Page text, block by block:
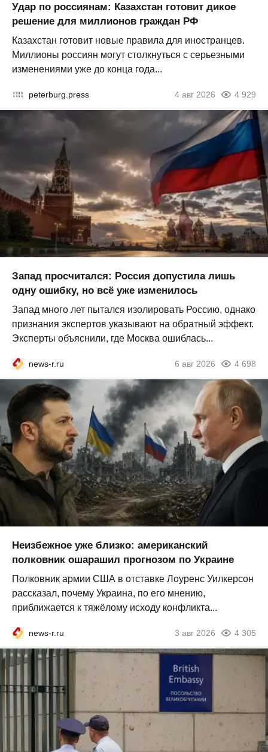
Удар по россиянам: Казахстан готовит дикое
решение для миллионов граждан РФ
Казахстан готовит новые правила для иностранцев.
Миллионы россиян могут столкнуться с серьезными
изменениями уже до конца года...
peterburg.press 4 авг 2026 4 929
Запад просчитался: Россия допустила лишь
одну ошибку, но всё уже изменилось
Запад много лет пытался изолировать Россию, однако
признания экспертов указывают на обратный эффект.
Эксперты объяснили, где Москва ошиблась...
news-r.ru 6 авг 2026 4 698
Неизбежное уже близко: американский
полковник ошарашил прогнозом по Украине
Полковник армии США в отставке Лоуренс Уилкерсон
рассказал, почему Украина, по его мнению,
приближается к тяжёлому исходу конфликта...
news-r.ru 3 авг 2026 4 305